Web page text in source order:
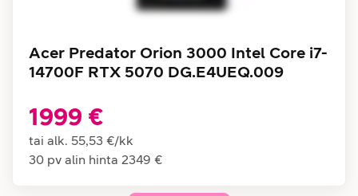
Acer Predator Orion 3000 Intel Core i7-
14700F RTX 5070 DG.E4UEQ.009
1999 €
tai alk. 55,53 €/kk
30 pv alin hinta 2349 €